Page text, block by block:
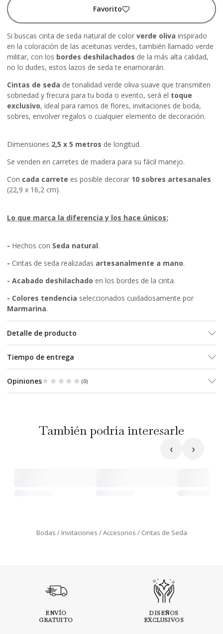
Favorito
Si buscas cinta de seda natural de color verde oliva inspirado
en la coloración de las aceitunas verdes, también llamado verde
militar, con los bordes deshilachados de la más alta calidad,
no lo dudes, estos lazos de seda te enamorarán.
Cintas de seda de tonalidad verde oliva suave que transmiten
sobriedad y frecura para tu boda o evento, será el toque
exclusivo, ideal para ramos de flores, invitaciones de boda,
sobres, envolver regalos o cualquier elemento de decoración.
Dimensiones 2,5 x 5 metros de longitud.
Se venden en carretes de madera para su fácil manejo.
Con cada carrete es posible decorar 10 sobres artesanales
(22,9 x 16,2 cm).
Lo que marca la diferencia y los hace únicos:
- Hechos con Seda natural.
- Cintas de seda realizadas artesanalmente a mano.
- Acabado deshilachado en los bordes de la cinta.
- Colores tendencia seleccionados cuidadosamente por
Marmarina.
Detalle de producto
Tiempo de entrega
Opiniones★★★★★
★★★★★ (0)
También podría interesarle
‹ ›
Bodas Invitaciones Accesorios Cintas de Seda
ENVÍO
GRATUITO
DISEÑOS
EXCLUSIVOS